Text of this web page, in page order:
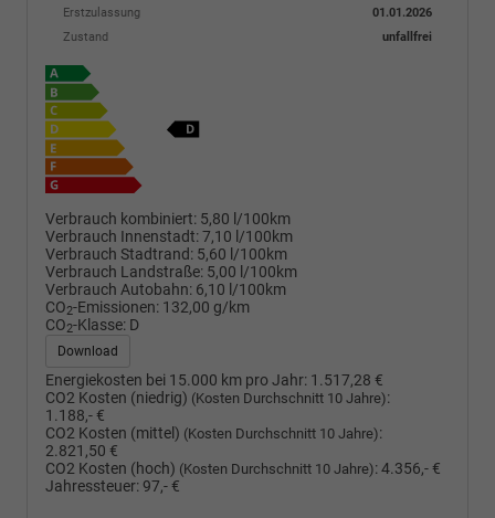
Erstzulassung
01.01.2026
Zustand
unfallfrei
Verbrauch kombiniert: 5,80 l/100km
Verbrauch Innenstadt:7,10 l/100km
Verbrauch Stadtrand: 5,60 l/100km
Verbrauch Landstraße: 5,00 l/100km
Verbrauch Autobahn: 6,10 l/100km
CO2-Emissionen: 132,00 g/km
CO2-Klasse: D
Download
Energiekosten bei 15.000 km pro Jahr: 1.517,28 €
CO2 Kosten (niedrig) (Kosten Durchschnitt 10 Jahre):
1.188,- €
CO2 Kosten (mittel) (Kosten Durchschnitt 10 Jahre):
2.821,50 €
CO2 Kosten (hoch) (Kosten Durchschnitt 10 Jahre):4.356,- €
Jahressteuer: 97,- €